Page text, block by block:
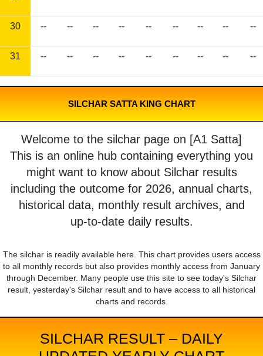
30 -- -- -- -- -- -- -- -- --
31 -- -- -- -- -- -- -- -- --
SILCHAR SATTA KING CHART
Welcome to the silchar page on [A1 Satta]
This is an online hub containing everything you
might want to know about Silchar results
including the outcome for 2026, annual charts,
historical data, monthly result archives, and
up-to-date daily results.
The silchar is readily available here. This chart provides users access
to all monthly records but also provides monthly access from January
through December. Many people use this site to see today's Silchar
result, yesterday's Silchar result and to have access to all historical
charts and records.
SILCHAR RESULT – DAILY